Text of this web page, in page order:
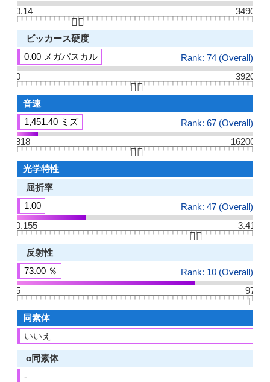
0.14
3490
👆🏻
ビッカース硬度
0.00 メガパスカル
Rank: 74 (Overall)
0
3920
👆🏻
音速
1,451.40 ミズ
Rank: 67 (Overall)
818
16200
👆🏻
光学特性
屈折率
1.00
Rank: 47 (Overall)
0.155
3.41
👆🏻
反射性
73.00 ％
Rank: 10 (Overall)
5
97
👆🏻
同素体
いいえ
α同素体
-